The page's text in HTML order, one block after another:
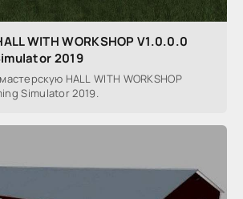
WITH WORKSHOP V1.0.0.0
2019
HALL WITH WORKSHOP
Simulator 2019.